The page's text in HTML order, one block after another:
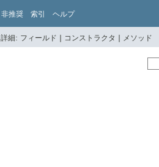
非推奨 索引 ヘルプ
詳細: フィールド | コンストラクタ | メソッド